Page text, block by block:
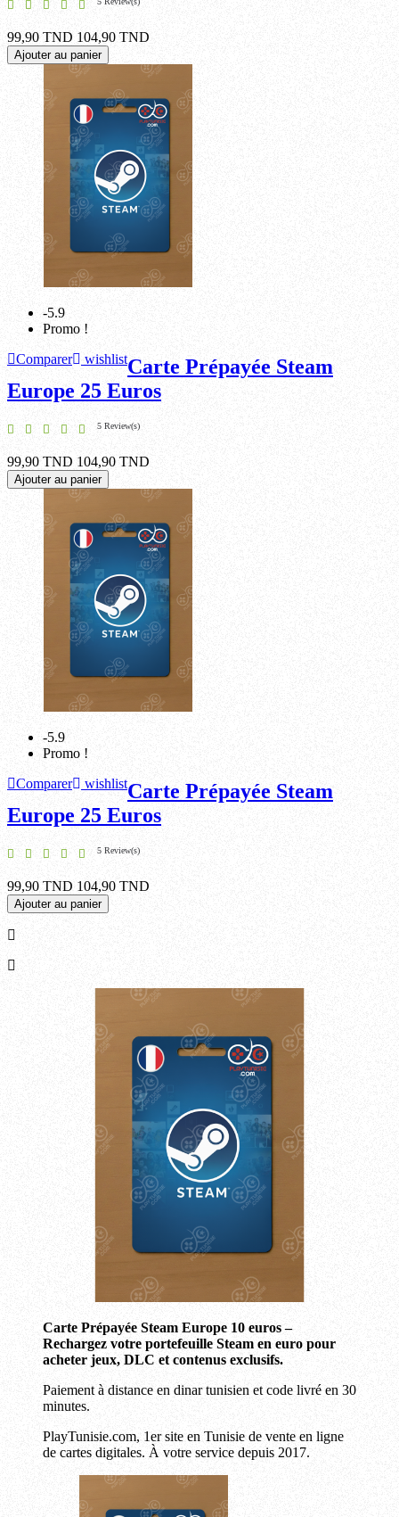
99,90 TND 104,90 TND
Ajouter au panier
-5.9
Promo !
Comparer
wishlistCarte Prépayée Steam
Europe 25 Euros
5 Review(s)
99,90 TND 104,90 TND
Ajouter au panier
-5.9
Promo !
Comparer
wishlistCarte Prépayée Steam
Europe 25 Euros
5 Review(s)
99,90 TND 104,90 TND
Ajouter au panier
Carte Prépayée Steam Europe 10 euros –
Rechargez votre portefeuille Steam en euro pour
acheter jeux, DLC et contenus exclusifs.
Paiement à distance en dinar tunisien et code livré en 30
minutes.
PlayTunisie.com, 1er site en Tunisie de vente en ligne
de cartes digitales. À votre service depuis 2017.